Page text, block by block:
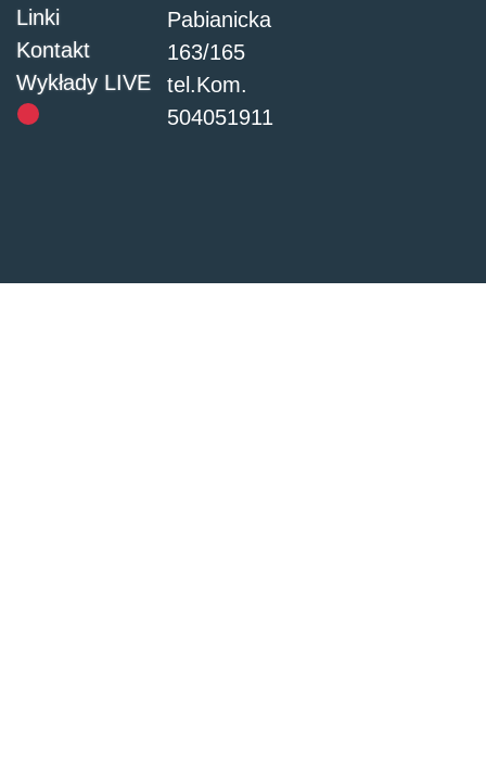
Pabianicka
163/165
tel.Kom.
504051911
Linki
Kontakt
Wykłady LIVE